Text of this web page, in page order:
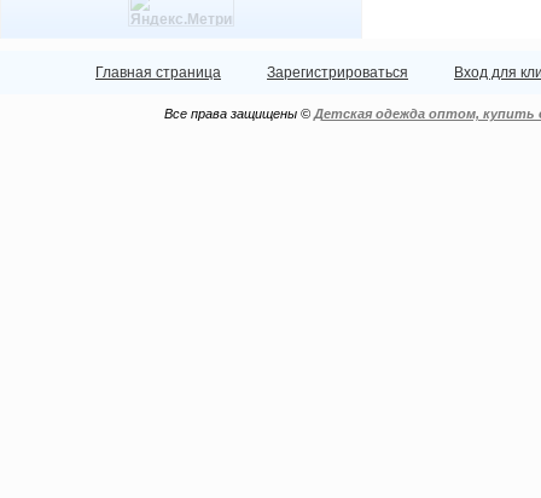
Главная страница Зарегистрироваться Вход для
Все права защищены © Детская одежда оптом,